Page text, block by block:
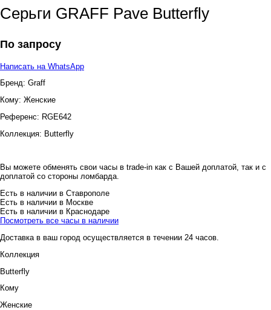
Серьги GRAFF Pave Butterfly
По запросу
Написать на WhatsApp
Бренд: Graff
Кому: Женские
Референс: RGE642
Коллекция: Butterfly
Вы можете обменять свои часы в trade-in как с Вашей доплатой, так и с
доплатой со стороны ломбарда.
Есть в наличии в Ставрополе
Есть в наличии в Москве
Есть в наличии в Краснодаре
Посмотреть все часы в наличии
Доставка в ваш город осуществляется в течении 24 часов.
Коллекция
Butterfly
Кому
Женские